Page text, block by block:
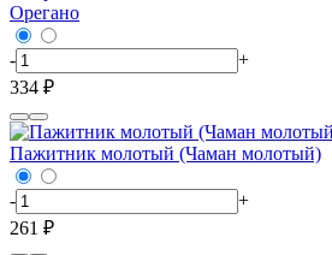
Орегано
-
+
334 ₽
Пажитник молотый (Чаман молотый)
-
+
261 ₽